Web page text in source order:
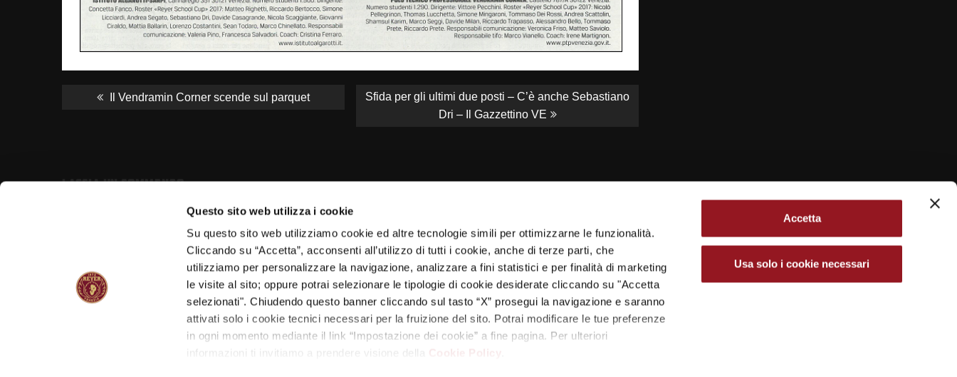
Questo sito web utilizza i cookie
Su questo sito web utilizziamo cookie ed altre tecnologie simili per ottimizzarne le funzionalità.
Cliccando su “Accetta”, acconsenti all’utilizzo di tutti i cookie, anche di terze parti, che
utilizziamo per personalizzare la navigazione, analizzare a fini statistici e per finalità di marketing
le visite al sito; oppure potrai selezionare le tipologie di cookie desiderate cliccando su "Accetta
selezionati". Chiudendo questo banner cliccando sul tasto “X” prosegui la navigazione e saranno
attivati solo i cookie tecnici necessari per la fruizione del sito. Potrai modificare le tue preferenze
in ogni momento mediante il link “Impostazione dei cookie” a fine pagina. Per ulteriori
Cookie Policy
Accetta
Usa solo i cookie necessari
ARTICOLIPrevious
Il Vendramin Corner scende sul parquet
Next
Sfida per gli ultimi due posti – C’è anche Sebastiano
Dri – Il Gazzettino VE
LASCIA UN COMMENTO
Il tuo indirizzo email non sarà pubblicato. I campi obbligatori sono contrassegnati